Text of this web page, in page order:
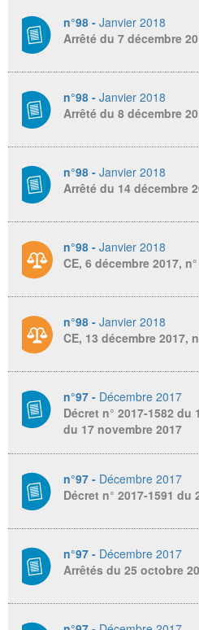
n°98 - Janvier 2018
Arrêté du 7 décembre
n°98 - Janvier 2018
Arrêté du 8 décembre
n°98 - Janvier 2018
Arrêté du 14 décembre
n°98 - Janvier 2018
CE, 6 décembre 2017,
n°98 - Janvier 2018
CE, 13 décembre 2017,
n°97 - Décembre 2017
Décret n° 2017-1582 du
du 17 novembre 2017
n°97 - Décembre 2017
Décret n° 2017-1591 du
n°97 - Décembre 2017
Arrêtés du 25 octobre